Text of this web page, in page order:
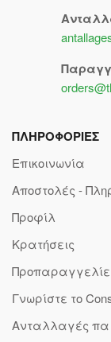
ΠΛΗΡΟΦΟΡΙΕΣ
Επικοινωνία
Αποστολές -
Προφίλ
Κρατήσεις
Γνωρίστε το
Ανταλλαγές